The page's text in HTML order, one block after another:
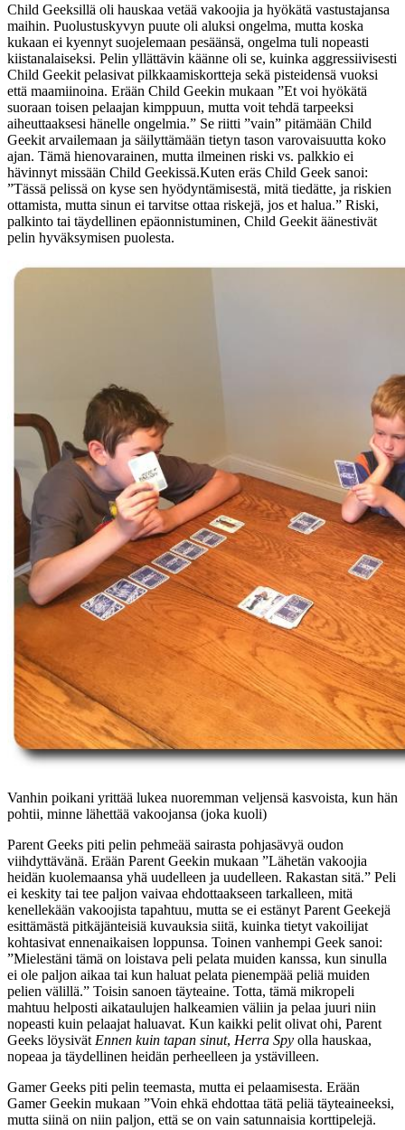
Child Geeksillä oli hauskaa vetää vakoojia ja hyökätä vastustajansa
maihin. Puolustuskyvyn puute oli aluksi ongelma, mutta koska
kukaan ei kyennyt suojelemaan pesäänsä, ongelma tuli nopeasti
kiistanalaiseksi. Pelin yllättävin käänne oli se, kuinka aggressiivisesti
Child Geekit pelasivat pilkkaamiskortteja sekä pisteidensä vuoksi
että maamiinoina. Erään Child Geekin mukaan ”Et voi hyökätä
suoraan toisen pelaajan kimppuun, mutta voit tehdä tarpeeksi
aiheuttaaksesi hänelle ongelmia.” Se riitti ”vain” pitämään Child
Geekit arvailemaan ja säilyttämään tietyn tason varovaisuutta koko
ajan. Tämä hienovarainen, mutta ilmeinen riski vs. palkkio ei
hävinnyt missään Child Geekissä.Kuten eräs Child Geek sanoi:
”Tässä pelissä on kyse sen hyödyntämisestä, mitä tiedätte, ja riskien
ottamista, mutta sinun ei tarvitse ottaa riskejä, jos et halua.” Riski,
palkinto tai täydellinen epäonnistuminen, Child Geekit äänestivät
pelin hyväksymisen puolesta.
Vanhin poikani yrittää lukea nuoremman veljensä kasvoista, kun hän
pohtii, minne lähettää vakoojansa (joka kuoli)
Parent Geeks piti pelin pehmeää sairasta pohjasävyä oudon
viihdyttävänä. Erään Parent Geekin mukaan ”Lähetän vakoojia
heidän kuolemaansa yhä uudelleen ja uudelleen. Rakastan sitä.” Peli
ei keskity tai tee paljon vaivaa ehdottaakseen tarkalleen, mitä
kenellekään vakoojista tapahtuu, mutta se ei estänyt Parent Geekejä
esittämästä pitkäjänteisiä kuvauksia siitä, kuinka tietyt vakoilijat
kohtasivat ennenaikaisen loppunsa. Toinen vanhempi Geek sanoi:
”Mielestäni tämä on loistava peli pelata muiden kanssa, kun sinulla
ei ole paljon aikaa tai kun haluat pelata pienempää peliä muiden
pelien välillä.” Toisin sanoen täyteaine. Totta, tämä mikropeli
mahtuu helposti aikataulujen halkeamien väliin ja pelaa juuri niin
nopeasti kuin pelaajat haluavat. Kun kaikki pelit olivat ohi, Parent
Geeks löysivät Ennen kuin tapan sinut, Herra Spy olla hauskaa,
nopeaa ja täydellinen heidän perheelleen ja ystävilleen.
Gamer Geeks piti pelin teemasta, mutta ei pelaamisesta. Erään
Gamer Geekin mukaan ”Voin ehkä ehdottaa tätä peliä täyteaineeksi,
mutta siinä on niin paljon, että se on vain satunnaisia ​​korttipelejä.